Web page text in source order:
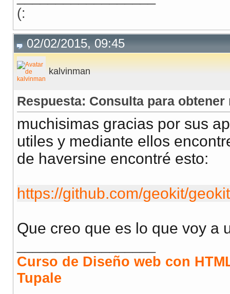
(:
02/02/2015, 09:45
kalvinman
Respuesta: Consulta para
muchisimas gracias por sus
utiles y mediante ellos
de haversine encontré esto:
https://github.com/geokit/
Que creo que es lo que voy a
Curso de Diseño web con
Tupale